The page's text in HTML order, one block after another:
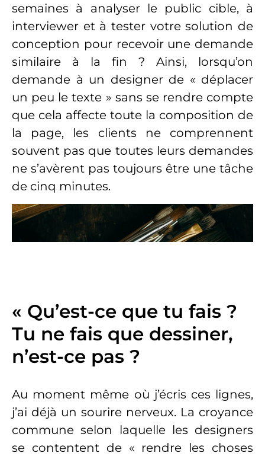
semaines à analyser le public cible, à
interviewer et à tester votre solution de
conception pour recevoir une demande
similaire à la fin ? Ainsi, lorsqu’on
demande à un designer de « déplacer
un peu le texte » sans se rendre compte
que cela affecte toute la composition de
la page, les clients ne comprennent
souvent pas que toutes leurs demandes
ne s’avèrent pas toujours être une tâche
de cinq minutes.
« Qu’est-ce que tu fais ?
Tu ne fais que dessiner,
n’est-ce pas ?
Au moment même où j’écris ces lignes,
j’ai déjà un sourire nerveux. La croyance
commune selon laquelle les designers
se contentent de « rendre les choses